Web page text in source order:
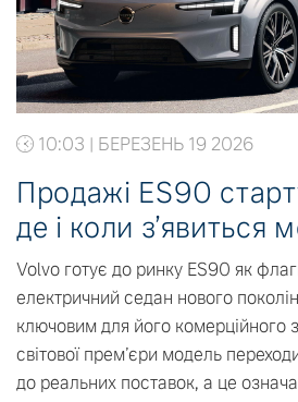
10:03 | БЕРЕЗЕНЬ 19 2026
Продажі ES90
де і коли з’явиться
Volvo готує до ринку ES90 як
електричний седан нового
ключовим для його комерційного
світової прем’єри модель
до реальних поставок, а це